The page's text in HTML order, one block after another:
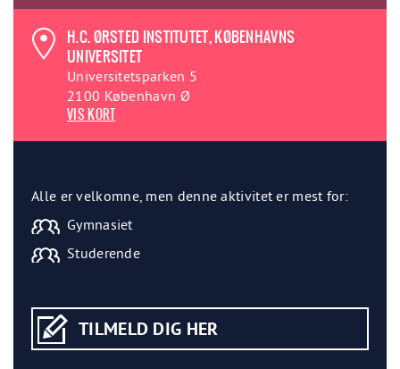
H.C. ØRSTED INSTITUTET, KØBENHAVNS
UNIVERSITET
Universitetsparken 5
2100 København Ø
VIS KORT
Alle er velkomne, men denne aktivitet er mest for:
Gymnasiet
Studerende
TILMELD DIG HER